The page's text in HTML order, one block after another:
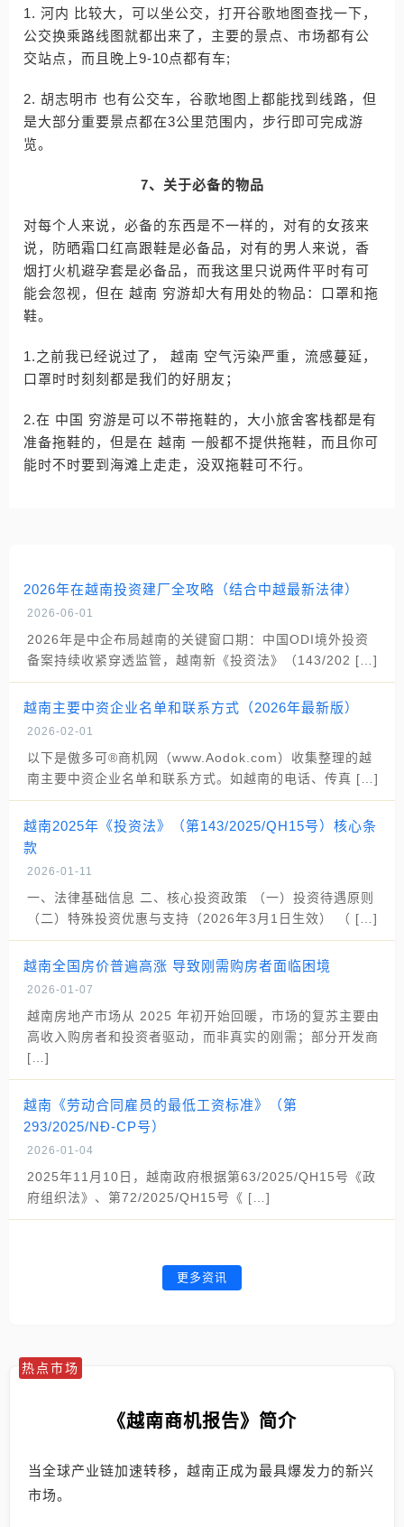
1. 河内 比较大，可以坐公交，打开谷歌地图查找一下，
公交换乘路线图就都出来了，主要的景点、市场都有公
交站点，而且晚上9-10点都有车;
2. 胡志明市 也有公交车，谷歌地图上都能找到线路，但
是大部分重要景点都在3公里范围内，步行即可完成游
览。
7、关于必备的物品
对每个人来说，必备的东西是不一样的，对有的女孩来
说，防晒霜口红高跟鞋是必备品，对有的男人来说，香
烟打火机避孕套是必备品，而我这里只说两件平时有可
能会忽视，但在 越南 穷游却大有用处的物品：口罩和拖
鞋。
1.之前我已经说过了， 越南 空气污染严重，流感蔓延，
口罩时时刻刻都是我们的好朋友；
2.在 中国 穷游是可以不带拖鞋的，大小旅舍客栈都是有
准备拖鞋的，但是在 越南 一般都不提供拖鞋，而且你可
能时不时要到海滩上走走，没双拖鞋可不行。
2026年在越南投资建厂全攻略（结合中越最新法律）
2026-06-01
2026年是中企布局越南的关键窗口期：中国ODI境外投资
备案持续收紧穿透监管，越南新《投资法》（143/202 […]
越南主要中资企业名单和联系方式（2026年最新版）
2026-02-01
以下是傲多可®商机网（www.Aodok.com）收集整理的越
南主要中资企业名单和联系方式。如越南的电话、传真 […]
越南2025年《投资法》（第143/2025/QH15号）核心条
款
2026-01-11
一、法律基础信息 二、核心投资政策 （一）投资待遇原则
（二）特殊投资优惠与支持（2026年3月1日生效） （ […]
越南全国房价普遍高涨 导致刚需购房者面临困境
2026-01-07
越南房地产市场从 2025 年初开始回暖，市场的复苏主要由
高收入购房者和投资者驱动，而非真实的刚需；部分开发商
[…]
越南《劳动合同雇员的最低工资标准》（第
293/2025/NĐ-CP号）
2026-01-04
2025年11月10日，越南政府根据第63/2025/QH15号《政
府组织法》、第72/2025/QH15号《 […]
更多资讯
热点市场
《越南商机报告》简介
当全球产业链加速转移，越南正成为最具爆发力的新兴
市场。